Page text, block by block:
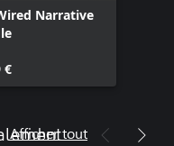
Narrative
€
Afficher tout